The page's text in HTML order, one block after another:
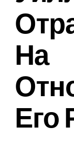
На
Его